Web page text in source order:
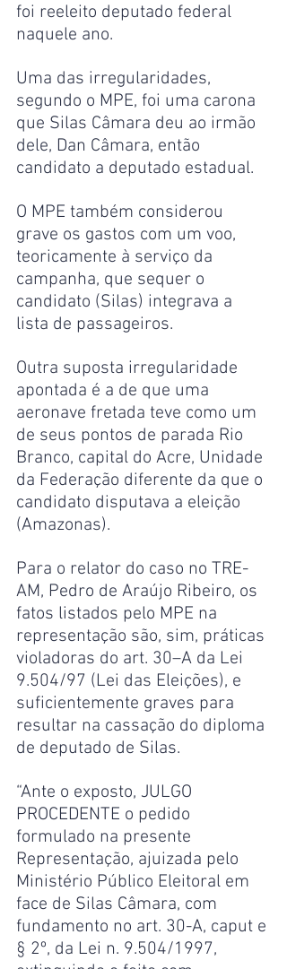
foi reeleito deputado federal
naquele ano.
Uma das irregularidades,
segundo o MPE, foi uma carona
que Silas Câmara deu ao irmão
dele, Dan Câmara, então
candidato a deputado estadual.
O MPE também considerou
grave os gastos com um voo,
teoricamente à serviço da
campanha, que sequer o
candidato (Silas) integrava a
lista de passageiros.
Outra suposta irregularidade
apontada é a de que uma
aeronave fretada teve como um
de seus pontos de parada Rio
Branco, capital do Acre, Unidade
da Federação diferente da que o
candidato disputava a eleição
(Amazonas).
Para o relator do caso no TRE-
AM, Pedro de Araújo Ribeiro, os
fatos listados pelo MPE na
representação são, sim, práticas
violadoras do art. 30–A da Lei
9.504/97 (Lei das Eleições), e
suficientemente graves para
resultar na cassação do diploma
de deputado de Silas.
“Ante o exposto, JULGO
PROCEDENTE o pedido
formulado na presente
Representação, ajuizada pelo
Ministério Público Eleitoral em
face de Silas Câmara, com
fundamento no art. 30-A, caput e
§ 2º, da Lei n. 9.504/1997,